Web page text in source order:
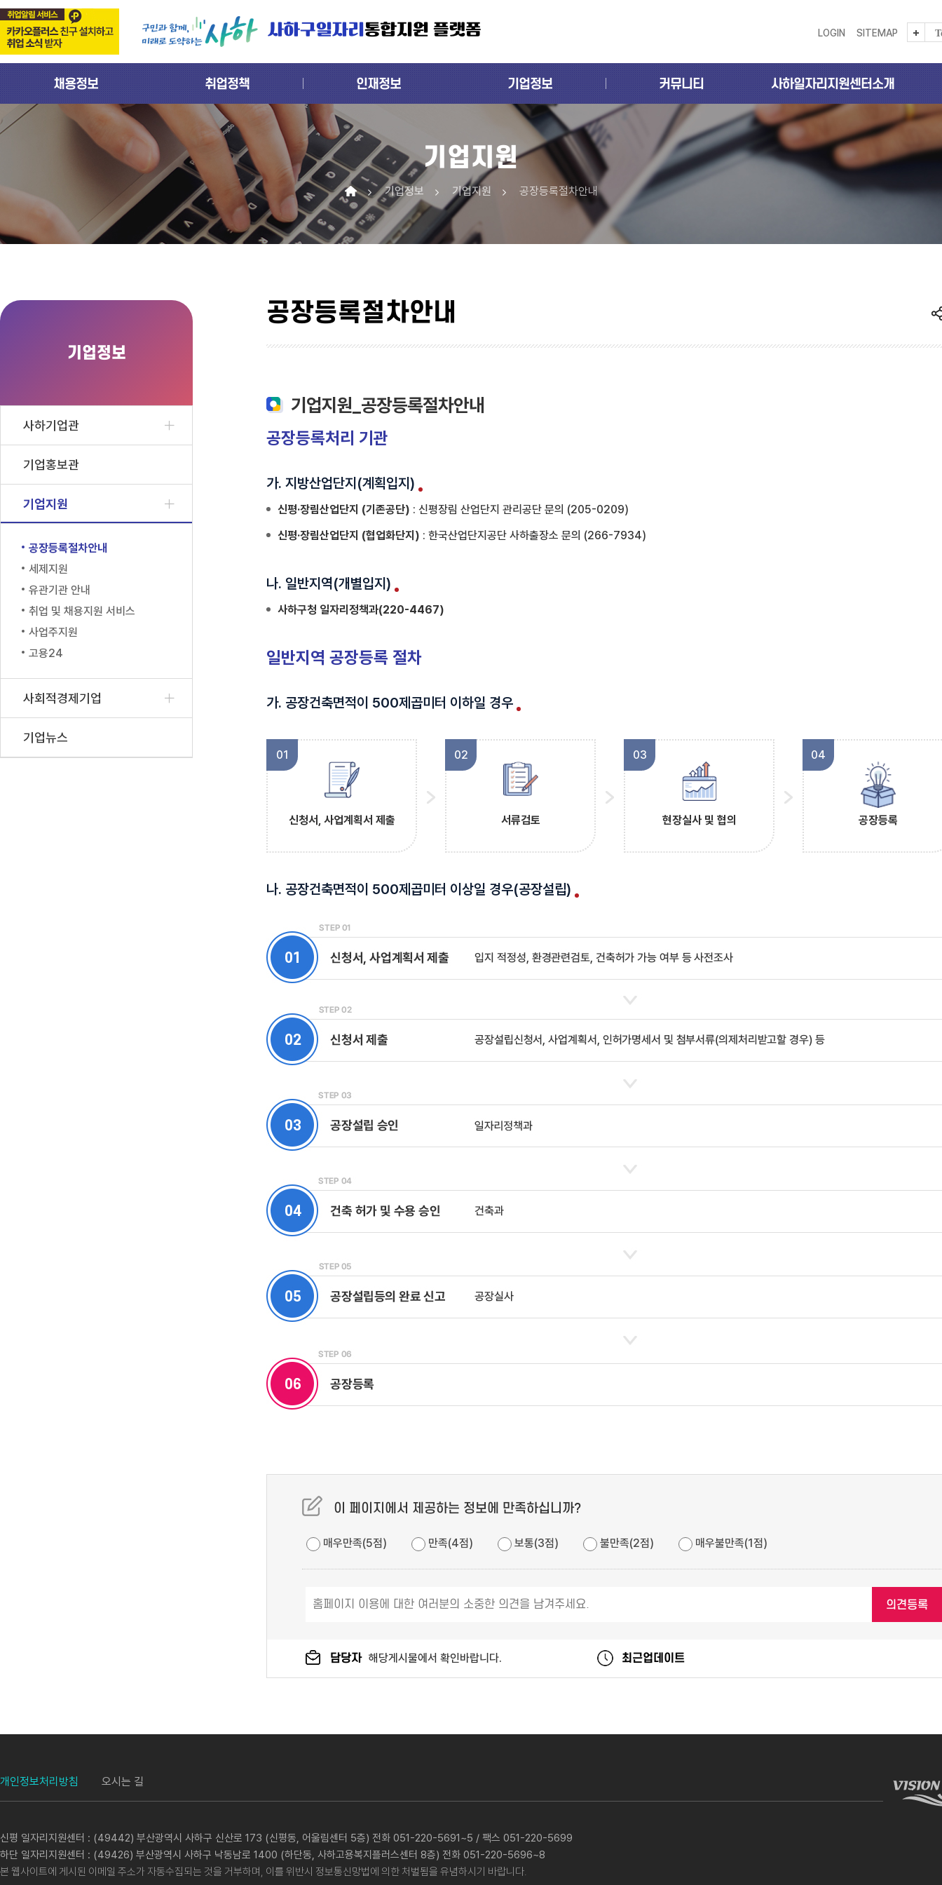
사하구일자리통합지원 플랫폼 LOGIN SITEMAP
채용정보 취업정책 인재정보 기업정보 커뮤니티 사하일자리지원센터소개
기업지원
기업정보 기업지원 공장등록절차안내
기업정보
사하기업관
기업홍보관
기업지원
공장등록절차안내
세제지원
유관기관 안내
취업 및 채용지원 서비스
사업주지원
고용24
사회적경제기업
기업뉴스
공장등록절차안내
기업지원_공장등록절차안내
공장등록처리 기관
가. 지방산업단지(계획입지)
신평·장림산업단지 (기존공단) : 신평장림 산업단지 관리공단 문의 (205-0209)
신평·장림산업단지 (협업화단지) : 한국산업단지공단 사하출장소 문의 (266-7934)
나. 일반지역(개별입지)
사하구청 일자리정책과(220-4467)
일반지역 공장등록 절차
가. 공장건축면적이 500제곱미터 이하일 경우
01
신청서, 사업계획서 제출
02
서류검토
03
현장실사 및 협의
04
공장등록
나. 공장건축면적이 500제곱미터 이상일 경우(공장설립)
이 페이지에서 제공하는 정보에 만족하십니까?
매우만족(5점) 만족(4점) 보통(3점) 불만족(2점) 매우불만족(1점)
담당자 해당게시물에서 확인바랍니다. 최근업데이트
개인정보처리방침 오시는 길
신평 일자리지원센터 : (49442) 부산광역시 사하구 신산로 173 (신평동, 어울림센터 5층) 전화 051-220-5691~5 / 팩스 051-220-5699
하단 일자리지원센터 : (49426) 부산광역시 사하구 낙동남로 1400 (하단동, 사하고용복지플러스센터 8층) 전화 051-220-5696~8
본 웹사이트에 게시된 이메일 주소가 자동수집되는 것을 거부하며, 이를 위반시 정보통신망법에 의한 처벌됨을 유념하시기 바랍니다.